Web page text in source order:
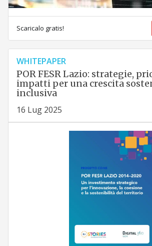
Scaricalo gratis!
WHITEPAPER
POR FESR Lazio: strategie,
impatti per una crescita
inclusiva
16 Lug 2025